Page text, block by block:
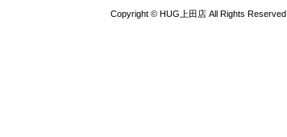
Copyright © HUG上田店 All Rights Reserved.